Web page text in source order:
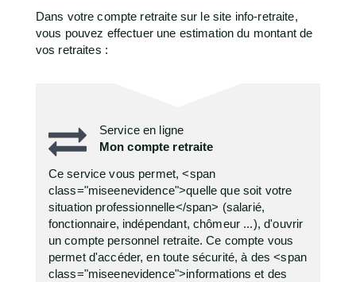
Dans votre compte retraite sur le site info-retraite,
vous pouvez effectuer une estimation du montant de
vos retraites :
Service en ligne
Mon compte retraite
Ce service vous permet, <span
class="miseenevidence">quelle que soit votre
situation professionnelle</span> (salarié,
fonctionnaire, indépendant, chômeur ...), d'ouvrir
un compte personnel retraite. Ce compte vous
permet d'accéder, en toute sécurité, à des <span
class="miseenevidence">informations et des